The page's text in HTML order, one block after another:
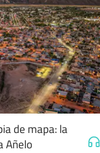
de mapa: la
Añelo